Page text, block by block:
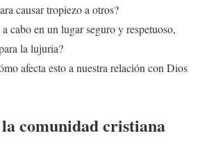
causar tropiezo a otros?
cabo en un lugar seguro y respetuoso,
la lujuria?
afecta esto a nuestra relación con Dios
comunidad cristiana